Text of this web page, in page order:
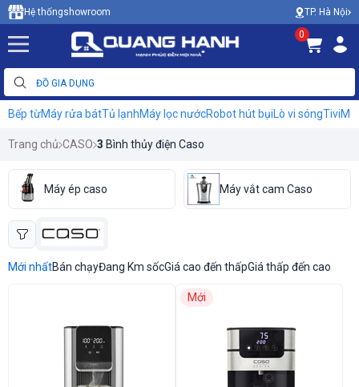
Hệ thốngshowroom TP. Hà Nội
0
Bếp từMáy rửa bátTủ lạnhMáy lọc nướcRobot hút bụiLò vi sóngTivi
Trang chủ CASO 3 Bình thủy điện Caso
Máy ép caso Máy vắt cam Caso
Mới nhấtBán chạyĐang Km sốcGiá cao đến thấpGiá thấp đến cao
Mới